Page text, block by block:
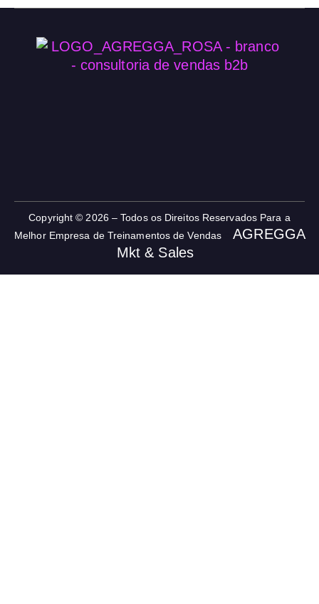
Copyright © 2026 – Todos os Direitos Reservados Para a
Melhor Empresa de Treinamentos de Vendas <>AGREGGA
Mkt & Sales